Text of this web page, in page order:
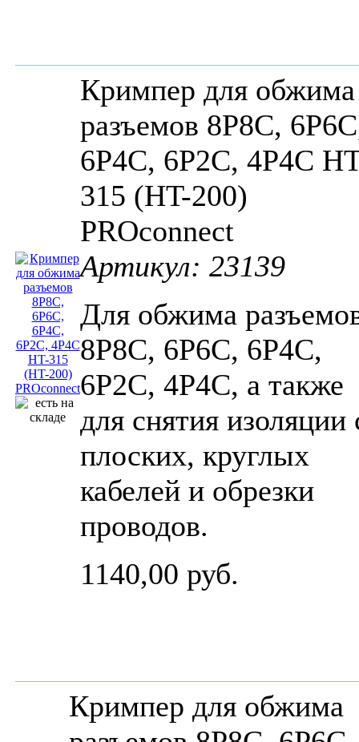
Кримпер для обжима
разъемов 8P8C,
6P4C, 6P2C, 4P4C
315 (HT-200)
PROconnect
Артикул: 23139
Для обжима
8P8C, 6P6C, 6P4C,
6P2C, 4P4C, а также
для снятия изоляции
плоских, круглых
кабелей и обрезки
проводов.
1140,00 руб.
Кримпер для обжима